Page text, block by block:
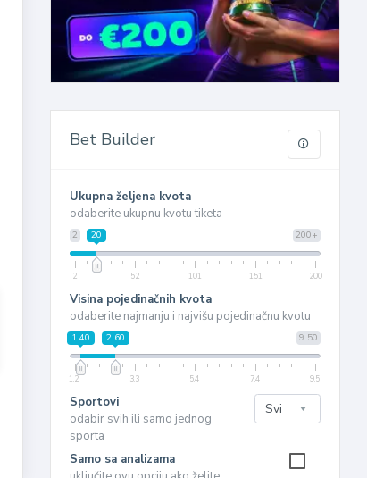
Bet Builder
Ukupna željena kvota
odaberite ukupnu kvotu tiketa
2 200+
20
2 52 101 151 200
Visina pojedinačnih kvota
odaberite najmanju i najvišu pojedinačnu kvotu
9.50
1.40 2.60
1.2 3.3 5.4 7.4 9.5
Sportovi
odabir svih ili samo jednog
sporta
Samo sa analizama